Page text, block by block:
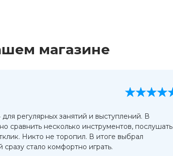
магазине
регулярных занятий и выступлений. В
сравнить несколько инструментов, послушать
Никто не торопил. В итоге выбрал
сразу стало комфортно играть.